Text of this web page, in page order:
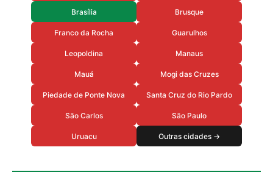
Brasília Brusque
Franco da Rocha Guarulhos
Leopoldina Manaus
Mauá Mogi das Cruzes
Piedade de Ponte Nova Santa Cruz do Rio Pardo
São Carlos São Paulo
Uruacu Outras cidades →